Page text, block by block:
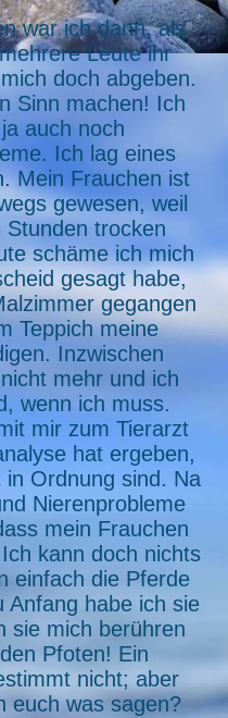
war ich dann, als
Leute ihr
doch abgeben.
Sinn machen! Ich
auch noch
Ich lag eines
Mein Frauchen ist
gewesen, weil
trocken
schäme ich mich
gesagt habe,
gegangen
Teppich meine
Inzwischen
mehr und ich
wenn ich muss.
mir zum Tierarzt
hat ergeben,
Ordnung sind. Na
Nierenprobleme
mein Frauchen
kann doch nichts
einfach die Pferde
Anfang habe ich sie
sie mich berühren
Pfoten! Ein
nicht; aber
euch was sagen?